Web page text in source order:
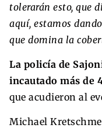
tolerarán esto, que
aquí, estamos
que domina la
La policía de
incautado más de
que acudieron al
Michael